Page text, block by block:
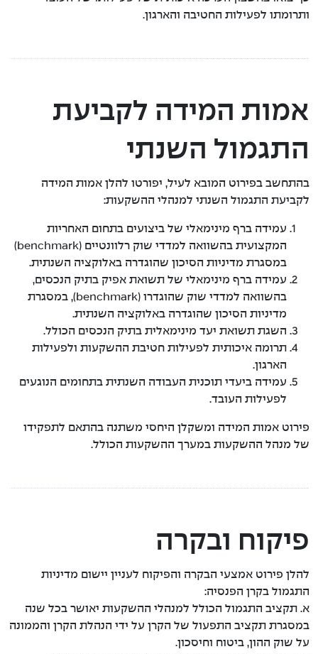
ותרומתו לפעילות החטיבה והארגון.
אמות המידה לקביעת
התגמול השנתי
בהתחשב בפירוט המובא לעיל, יפורטו להלן אמות המידה
לקביעת התגמול השנתי למנהלי ההשקעות:
עמידה ברף מינימאלי של ביצועים בתחום האחריות
המקצועית בהשוואה למדדי שוק רלוונטיים (benchmark)
במסגרת מדיניות הסיכון שהוגדרה באלוקציה השנתית.
עמידה ברף מינימאלי של תשואת אפיק בתיק הנכסים,
בהשוואה למדדי שוק שהוגדרו (benchmark), במסגרת
מדיניות הסיכון שהוגדרה באלוקציה השנתית.
השגת תשואת יעד מינימאלית בתיק הנכסים הכולל.
תרומה איכותית לפעילות חטיבת ההשקעות ולפעילות
הארגון.
עמידה ביעדי תוכנית העבודה השנתית בתחומים הנוגעים
לפעילות העובד.
פירוט אמות המידה ומשקלן היחסי משתנה בהתאם לתפקידו
של מנהל ההשקעות במערך ההשקעות הכולל.
פיקוח ובקרה
להלן פירוט אמצעי הבקרה והפיקוח לעניין יישום מדיניות
התגמול בקרן הפנסיה:
א. תקציב התגמול הכולל למנהלי ההשקעות יאושר בכל שנה
במסגרת תקציב התפעול של הקרן על ידי הנהלת הקרן והממונה
על שוק ההון, ביטוח וחיסכון.